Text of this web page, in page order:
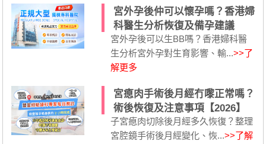
宮外孕後仲可以懷孕嗎？香港婦
科醫生分析恢復及備孕建議
宮外孕後可以生BB嗎？香港婦科醫
生分析宮外孕對生育影響、輸...>>了
解更多
宮瘜肉手術後月經冇嚟正常嗎？
術後恢復及注意事項【2026】
子宮瘜肉切除後月經多久恢復？整理
宮腔鏡手術後月經變化、恢...>>了解